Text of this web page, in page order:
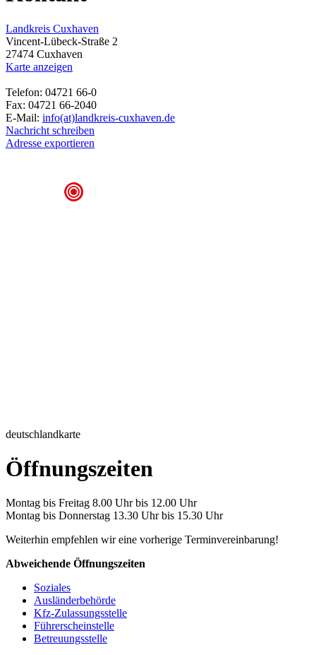
Landkreis Cuxhaven
Vincent-Lübeck-Straße 2
27474 Cuxhaven
Karte anzeigen
Telefon: 04721 66-0
Fax: 04721 66-2040
E-Mail: info(at)landkreis-cuxhaven.de
Nachricht schreiben
Adresse exportieren
deutschlandkarte
Öffnungszeiten
Montag bis Freitag 8.00 Uhr bis 12.00 Uhr
Montag bis Donnerstag 13.30 Uhr bis 15.30 Uhr
Weiterhin empfehlen wir eine vorherige Terminvereinbarung!
Abweichende Öffnungszeiten
Soziales
Ausländerbehörde
Kfz-Zulassungsstelle
Führerscheinstelle
Betreuungsstelle